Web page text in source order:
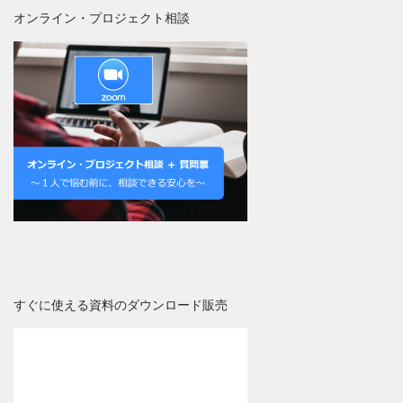
オンライン・プロジェクト相談
すぐに使える資料のダウンロード販売